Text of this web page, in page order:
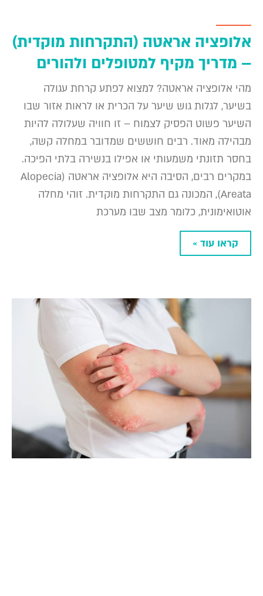
אלופציה אראטה (התקרחות מוקדית)
– מדריך מקיף למטופלים ולהורים
מהי אלופציה אראטה? למצוא לפתע קרחת עגולה
בשיער, לגלות גוש שיער על הכרית או לראות אזור שבו
השיער פשוט הפסיק לצמוח – זו חוויה שעלולה להיות
מבהילה מאוד. רבים חוששים שמדובר במחלה קשה,
בחסר תזונתי משמעותי או אפילו בנשירה בלתי הפיכה.
במקרים רבים, הסיבה היא אלופציה אראטה (Alopecia
Areata), המכונה גם התקרחות מוקדית. זוהי מחלה
אוטואימונית, כלומר מצב שבו מערכת
קראו עוד »